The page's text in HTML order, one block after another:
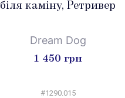
біля каміну, Ретривер
Dream Dog
1 450 грн
#1290.015